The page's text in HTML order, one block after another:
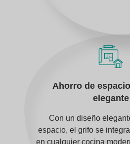
Ahorro de
elegante
Con un diseño
espacio, el grifo se
en cualquier cocina